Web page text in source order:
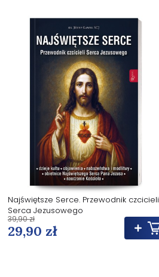
Najświętsze Serce. Przewodnik czcicieli
Serca Jezusowego
29,90 zł
39,90 zł